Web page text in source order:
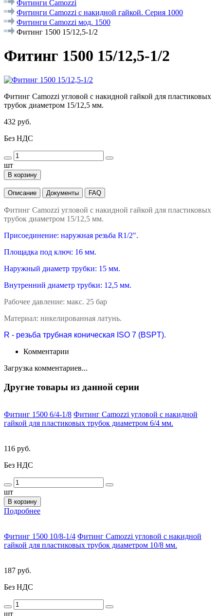
Фитинги Camozzi
Фитинги Camozzi с накидной гайкой. Серия 1000
Фитинги Camozzi мод. 1500
Фитинг 1500 15/12,5-1/2
Фитинг 1500 15/12,5-1/2
Фитинг Camozzi угловой с накидной гайкой для пластиковых
трубок диаметром 15/12,5 мм.
432 руб.
Без НДС
шт
В корзину
Описание Документы FAQ
Фитинг Camozzi угловой с накидной гайкой для пластиковых
трубок диаметром 15/12,5 мм.
Присоединение: наружная резьба R1/2".
Площадка под ключ: 16 мм.
Наружный диаметр трубки: 15 мм.
Внутренний диаметр трубки: 12,5 мм.
Рабочее давление: макс. 25 бар
Материал: никелированная латунь.
R - резьба трубная коническая ISO 7 (BSPT).
Комментарии
Загрузка комментариев...
Другие товары из данной серии
Фитинг 1500 6/4-1/8 Фитинг Camozzi угловой с накидной
гайкой для пластиковых трубок диаметром 6/4 мм.
116 руб.
Без НДС
шт
В корзину
Подробнее
Фитинг 1500 10/8-1/4 Фитинг Camozzi угловой с накидной
гайкой для пластиковых трубок диаметром 10/8 мм.
187 руб.
Без НДС
шт